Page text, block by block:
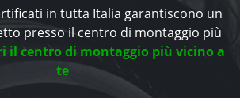
in tutta Italia garantiscono un
presso il centro di montaggio più
il centro di montaggio più vicino a
te